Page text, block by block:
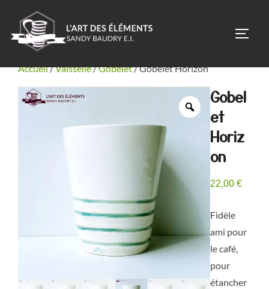
contenu
Accueil/Vaisselle/Gobelet/ Gobelet Horizon
Gobel
et
Horiz
on
22,00 €
Fidèle
ami pour
le café,
pour
étancher